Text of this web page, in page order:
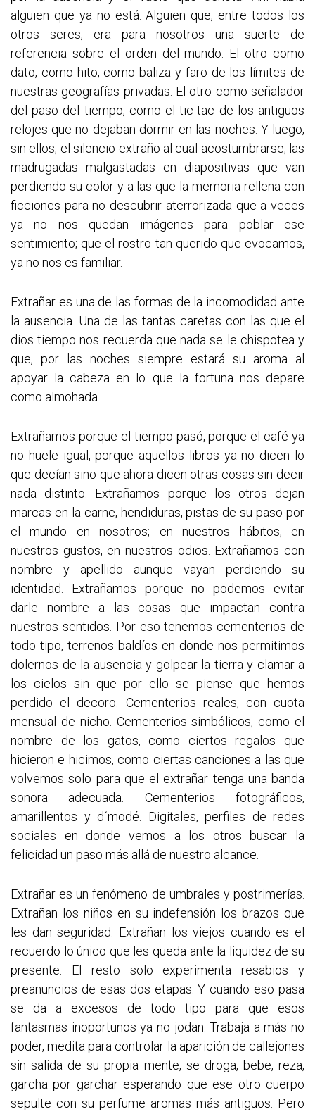
alguien que ya no está. Alguien que, entre todos los
otros seres, era para nosotros una suerte de
referencia sobre el orden del mundo. El otro como
dato, como hito, como baliza y faro de los límites de
nuestras geografías privadas. El otro como señalador
del paso del tiempo, como el tic-tac de los antiguos
relojes que no dejaban dormir en las noches. Y luego,
sin ellos, el silencio extraño al cual acostumbrarse, las
madrugadas malgastadas en diapositivas que van
perdiendo su color y a las que la memoria rellena con
ficciones para no descubrir aterrorizada que a veces
ya no nos quedan imágenes para poblar ese
sentimiento; que el rostro tan querido que evocamos,
ya no nos es familiar.
Extrañar es una de las formas de la incomodidad ante
la ausencia. Una de las tantas caretas con las que el
dios tiempo nos recuerda que nada se le chispotea y
que, por las noches siempre estará su aroma al
apoyar la cabeza en lo que la fortuna nos depare
como almohada.
Extrañamos porque el tiempo pasó, porque el café ya
no huele igual, porque aquellos libros ya no dicen lo
que decían sino que ahora dicen otras cosas sin decir
nada distinto. Extrañamos porque los otros dejan
marcas en la carne, hendiduras, pistas de su paso por
el mundo en nosotros; en nuestros hábitos, en
nuestros gustos, en nuestros odios. Extrañamos con
nombre y apellido aunque vayan perdiendo su
identidad. Extrañamos porque no podemos evitar
darle nombre a las cosas que impactan contra
nuestros sentidos. Por eso tenemos cementerios de
todo tipo, terrenos baldíos en donde nos permitimos
dolernos de la ausencia y golpear la tierra y clamar a
los cielos sin que por ello se piense que hemos
perdido el decoro. Cementerios reales, con cuota
mensual de nicho. Cementerios simbólicos, como el
nombre de los gatos, como ciertos regalos que
hicieron e hicimos, como ciertas canciones a las que
volvemos solo para que el extrañar tenga una banda
sonora adecuada. Cementerios fotográficos,
amarillentos y d´modé. Digitales, perfiles de redes
sociales en donde vemos a los otros buscar la
felicidad un paso más allá de nuestro alcance.
Extrañar es un fenómeno de umbrales y postrimerías.
Extrañan los niños en su indefensión los brazos que
les dan seguridad. Extrañan los viejos cuando es el
recuerdo lo único que les queda ante la liquidez de su
presente. El resto solo experimenta resabios y
preanuncios de esas dos etapas. Y cuando eso pasa
se da a excesos de todo tipo para que esos
fantasmas inoportunos ya no jodan. Trabaja a más no
poder, medita para controlar la aparición de callejones
sin salida de su propia mente, se droga, bebe, reza,
garcha por garchar esperando que ese otro cuerpo
sepulte con su perfume aromas más antiguos. Pero